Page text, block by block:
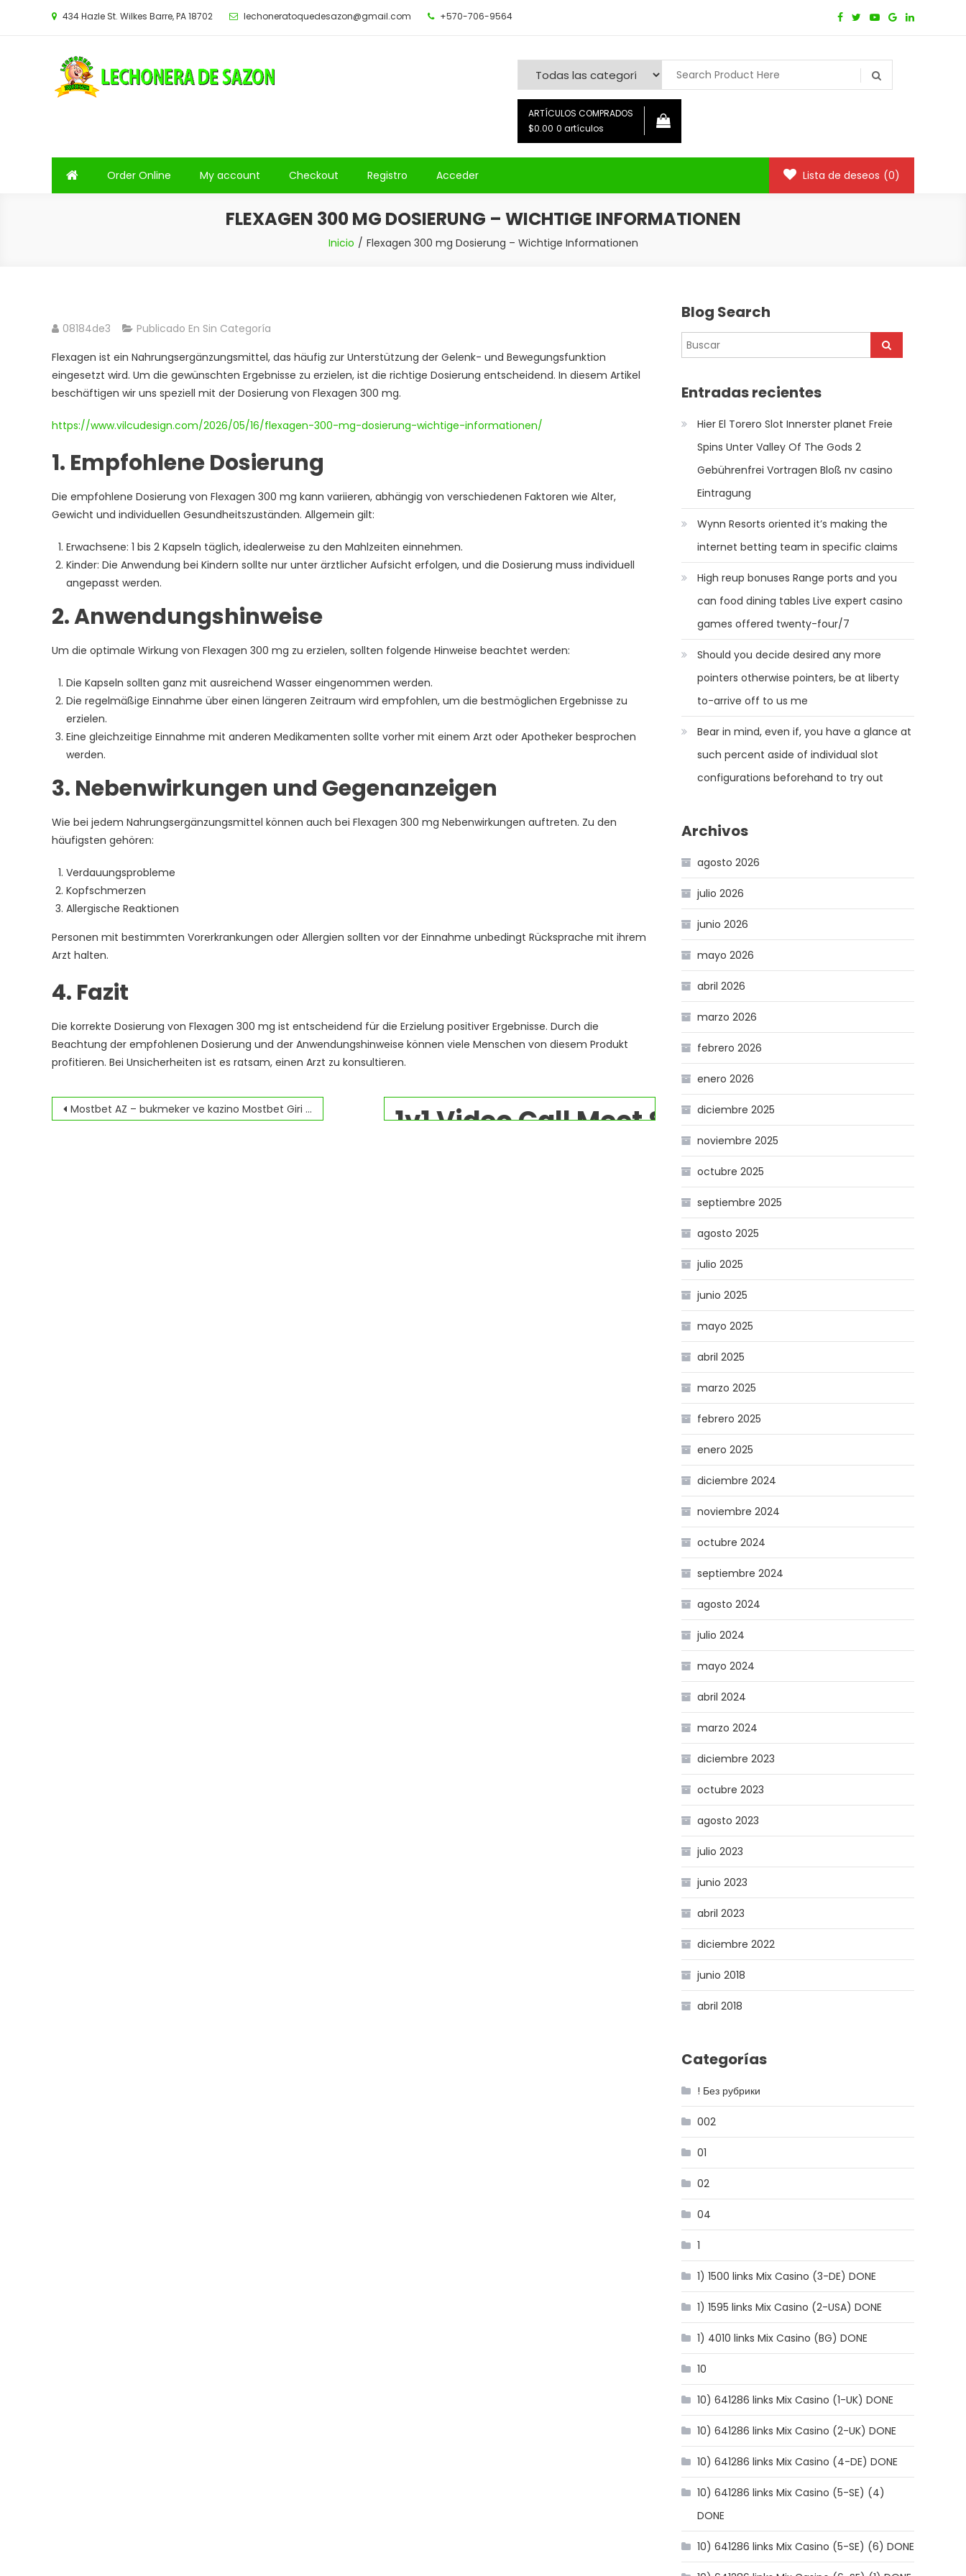
434 Hazle St. Wilkes Barre, PA 18702 lechoneratoquedesazon@gmail.com +570-706-9564
ARTÍCULOS COMPRADOS
$0.00 0 artículos
Order Online My account Checkout Registro Acceder Lista de deseos (0)
FLEXAGEN 300 MG DOSIERUNG – WICHTIGE INFORMATIONEN
Inicio Flexagen 300 mg Dosierung – Wichtige Informationen
08184de3
Publicado En Sin Categoría
Flexagen ist ein Nahrungsergänzungsmittel, das häufig zur Unterstützung der Gelenk- und Bewegungsfunktion
eingesetzt wird. Um die gewünschten Ergebnisse zu erzielen, ist die richtige Dosierung entscheidend. In diesem Artikel
beschäftigen wir uns speziell mit der Dosierung von Flexagen 300 mg.
https://www.vilcudesign.com/2026/05/16/flexagen-300-mg-dosierung-wichtige-informationen/
1. Empfohlene Dosierung
Die empfohlene Dosierung von Flexagen 300 mg kann variieren, abhängig von verschiedenen Faktoren wie Alter,
Gewicht und individuellen Gesundheitszuständen. Allgemein gilt:
Erwachsene: 1 bis 2 Kapseln täglich, idealerweise zu den Mahlzeiten einnehmen.
Kinder: Die Anwendung bei Kindern sollte nur unter ärztlicher Aufsicht erfolgen, und die Dosierung muss individuell
angepasst werden.
2. Anwendungshinweise
Um die optimale Wirkung von Flexagen 300 mg zu erzielen, sollten folgende Hinweise beachtet werden:
Die Kapseln sollten ganz mit ausreichend Wasser eingenommen werden.
Die regelmäßige Einnahme über einen längeren Zeitraum wird empfohlen, um die bestmöglichen Ergebnisse zu
erzielen.
Eine gleichzeitige Einnahme mit anderen Medikamenten sollte vorher mit einem Arzt oder Apotheker besprochen
werden.
3. Nebenwirkungen und Gegenanzeigen
Wie bei jedem Nahrungsergänzungsmittel können auch bei Flexagen 300 mg Nebenwirkungen auftreten. Zu den
häufigsten gehören:
Verdauungsprobleme
Kopfschmerzen
Allergische Reaktionen
Personen mit bestimmten Vorerkrankungen oder Allergien sollten vor der Einnahme unbedingt Rücksprache mit ihrem
Arzt halten.
4. Fazit
Die korrekte Dosierung von Flexagen 300 mg ist entscheidend für die Erzielung positiver Ergebnisse. Durch die
Beachtung der empfohlenen Dosierung und der Anwendungshinweise können viele Menschen von diesem Produkt
profitieren. Bei Unsicherheiten ist es ratsam, einen Arzt zu konsultieren.
Navegación
Mostbet AZ – bukmeker ve kazino Mostbet Giri rsmi sayt.5990 1v1 Video Call Meet Strangers On-line
Blog Search
Entradas recientes
Hier El Torero Slot Innerster planet Freie
Spins Unter Valley Of The Gods 2
Gebührenfrei Vortragen Bloß nv casino
Eintragung
Wynn Resorts oriented it’s making the
internet betting team in specific claims
High reup bonuses Range ports and you
can food dining tables Live expert casino
games offered twenty-four/7
Should you decide desired any more
pointers otherwise pointers, be at liberty
to-arrive off to us me
Bear in mind, even if, you have a glance at
such percent aside of individual slot
configurations beforehand to try out
Archivos
agosto 2026
julio 2026
junio 2026
mayo 2026
abril 2026
marzo 2026
febrero 2026
enero 2026
diciembre 2025
noviembre 2025
octubre 2025
septiembre 2025
agosto 2025
julio 2025
junio 2025
mayo 2025
abril 2025
marzo 2025
febrero 2025
enero 2025
diciembre 2024
noviembre 2024
octubre 2024
septiembre 2024
agosto 2024
julio 2024
mayo 2024
abril 2024
marzo 2024
diciembre 2023
octubre 2023
agosto 2023
julio 2023
junio 2023
abril 2023
diciembre 2022
junio 2018
abril 2018
Categorías
! Без рубрики
002
01
02
04
1
1) 1500 links Mix Casino (3-DE) DONE
1) 1595 links Mix Casino (2-USA) DONE
1) 4010 links Mix Casino (BG) DONE
10
10) 641286 links Mix Casino (1-UK) DONE
10) 641286 links Mix Casino (2-UK) DONE
10) 641286 links Mix Casino (4-DE) DONE
10) 641286 links Mix Casino (5-SE) (4)
DONE
10) 641286 links Mix Casino (5-SE) (6) DONE